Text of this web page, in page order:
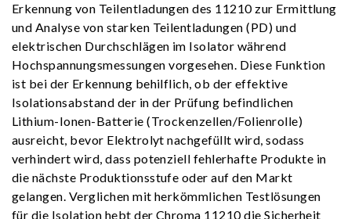
Erkennung von Teilentladungen des 11210 zur Ermittlung
und Analyse von starken Teilentladungen (PD) und
elektrischen Durchschlägen im Isolator während
Hochspannungsmessungen vorgesehen. Diese Funktion
ist bei der Erkennung behilflich, ob der effektive
Isolationsabstand der in der Prüfung befindlichen
Lithium-Ionen-Batterie (Trockenzellen/Folienrolle)
ausreicht, bevor Elektrolyt nachgefüllt wird, sodass
verhindert wird, dass potenziell fehlerhafte Produkte in
die nächste Produktionsstufe oder auf den Markt
gelangen. Verglichen mit herkömmlichen Testlösungen
für die Isolation hebt der Chroma 11210 die Sicherheit